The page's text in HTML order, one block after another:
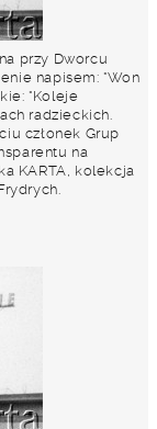
przy Dworcu
napisem: "Won
"Koleje
radzieckich.
członek Grup
na
KARTA, kolekcja